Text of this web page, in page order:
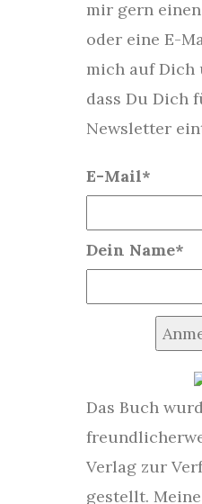
mir gern
oder eine E-
mich auf Dich
dass Du Dich
Newsletter
E-Mail*
Dein Name*
Das Buch
Verlag zur
gestellt.